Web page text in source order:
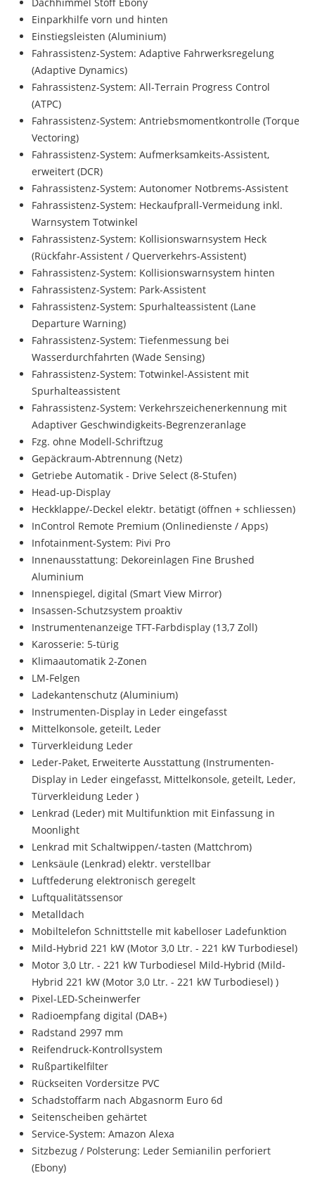
Einparkhilfe vorn und hinten
Einstiegsleisten (Aluminium)
Fahrassistenz-System: Adaptive Fahrwerksregelung
(Adaptive Dynamics)
Fahrassistenz-System: All-Terrain Progress Control
(ATPC)
Fahrassistenz-System: Antriebsmomentkontrolle (Torque
Vectoring)
Fahrassistenz-System: Aufmerksamkeits-Assistent,
erweitert (DCR)
Fahrassistenz-System: Autonomer Notbrems-Assistent
Fahrassistenz-System: Heckaufprall-Vermeidung inkl.
Warnsystem Totwinkel
Fahrassistenz-System: Kollisionswarnsystem Heck
(Rückfahr-Assistent / Querverkehrs-Assistent)
Fahrassistenz-System: Kollisionswarnsystem hinten
Fahrassistenz-System: Park-Assistent
Fahrassistenz-System: Spurhalteassistent (Lane
Departure Warning)
Fahrassistenz-System: Tiefenmessung bei
Wasserdurchfahrten (Wade Sensing)
Fahrassistenz-System: Totwinkel-Assistent mit
Spurhalteassistent
Fahrassistenz-System: Verkehrszeichenerkennung mit
Adaptiver Geschwindigkeits-Begrenzeranlage
Fzg. ohne Modell-Schriftzug
Gepäckraum-Abtrennung (Netz)
Getriebe Automatik - Drive Select (8-Stufen)
Head-up-Display
Heckklappe/-Deckel elektr. betätigt (öffnen + schliessen)
InControl Remote Premium (Onlinedienste / Apps)
Infotainment-System: Pivi Pro
Innenausstattung: Dekoreinlagen Fine Brushed
Aluminium
Innenspiegel, digital (Smart View Mirror)
Insassen-Schutzsystem proaktiv
Instrumentenanzeige TFT-Farbdisplay (13,7 Zoll)
Karosserie: 5-türig
Klimaautomatik 2-Zonen
LM-Felgen
Ladekantenschutz (Aluminium)
Instrumenten-Display in Leder eingefasst
Mittelkonsole, geteilt, Leder
Türverkleidung Leder
Leder-Paket, Erweiterte Ausstattung (Instrumenten-
Display in Leder eingefasst, Mittelkonsole, geteilt, Leder,
Türverkleidung Leder )
Lenkrad (Leder) mit Multifunktion mit Einfassung in
Moonlight
Lenkrad mit Schaltwippen/-tasten (Mattchrom)
Lenksäule (Lenkrad) elektr. verstellbar
Luftfederung elektronisch geregelt
Luftqualitätssensor
Metalldach
Mobiltelefon Schnittstelle mit kabelloser Ladefunktion
Mild-Hybrid 221 kW (Motor 3,0 Ltr. - 221 kW Turbodiesel)
Motor 3,0 Ltr. - 221 kW Turbodiesel Mild-Hybrid (Mild-
Hybrid 221 kW (Motor 3,0 Ltr. - 221 kW Turbodiesel) )
Pixel-LED-Scheinwerfer
Radioempfang digital (DAB+)
Radstand 2997 mm
Reifendruck-Kontrollsystem
Rußpartikelfilter
Rückseiten Vordersitze PVC
Schadstoffarm nach Abgasnorm Euro 6d
Seitenscheiben gehärtet
Service-System: Amazon Alexa
Sitzbezug / Polsterung: Leder Semianilin perforiert
(Ebony)